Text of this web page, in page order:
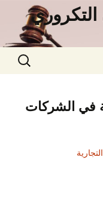
التكروري
البحث
عن:
في الشركات